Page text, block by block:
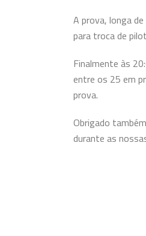
A prova, longa
para troca de
Finalmente às
entre os 25 em
prova.
Obrigado
durante as